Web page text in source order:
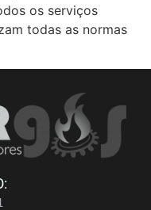
os serviços
todas as normas